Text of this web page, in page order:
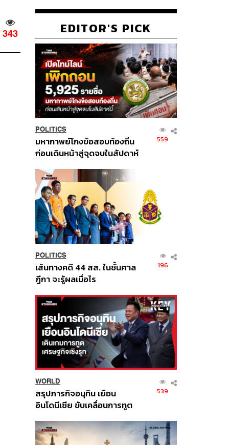
343 EDITOR'S PICK
POLITICS
มหากาพย์โกงข้อสอบท้องถิ่น
ก่อนเดินหน้าสู่จุดจบในสัปดาห์
559
POLITICS
เส้นทางคดี 44 สส. ในชั้นศาล
ฎีกา จะรู้ผลเมื่อไร
196
WORLD
สรุปภารกิจอนุทิน เยือน
อินโดนีเซีย ขับเคลื่อนการทูต
ส่วนยุทธศาสตร์ไทย –
อินโดนีเซีย
539